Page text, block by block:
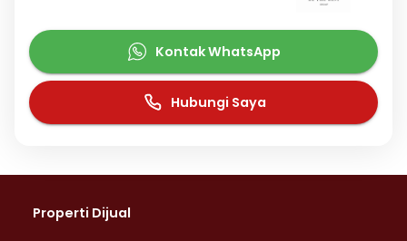
Kontak WhatsApp
Hubungi Saya
Properti Dijual